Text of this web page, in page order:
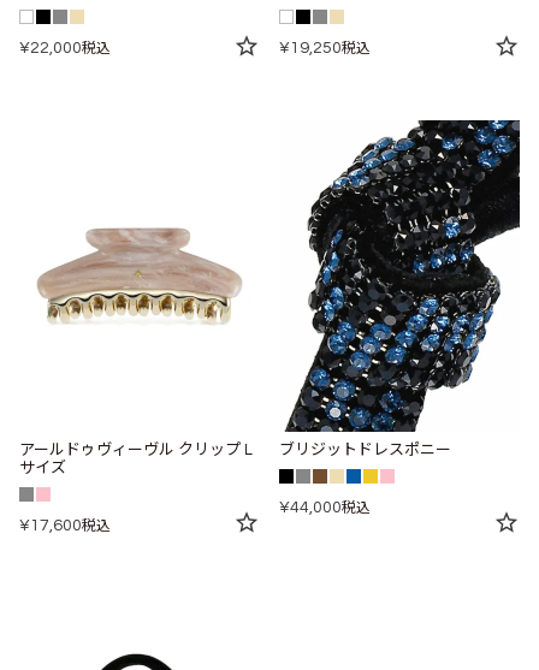
¥22,000税込 ¥19,250税込
アールドゥヴィーヴル クリップ L
サイズ
¥17,600税込
ブリジットドレスポニー
¥44,000税込